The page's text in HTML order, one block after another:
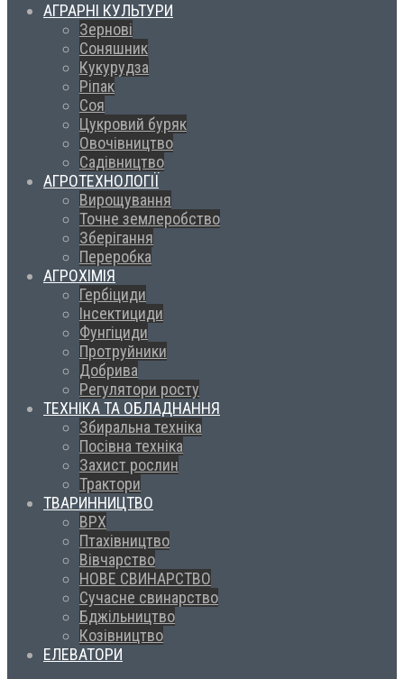
АГРАРНІ КУЛЬТУРИ
Зернові
Соняшник
Кукурудза
Ріпак
Соя
Цукровий буряк
Овочівництво
Садівництво
АГРОТЕХНОЛОГІЇ
Вирощування
Точне землеробство
Зберігання
Переробка
АГРОХІМІЯ
Гербіциди
Інсектициди
Фунгіциди
Протруйники
Добрива
Регулятори росту
ТЕХНІКА ТА ОБЛАДНАННЯ
Збиральна техніка
Посівна техніка
Захист рослин
Трактори
ТВАРИННИЦТВО
ВРХ
Птахівництво
Вівчарство
НОВЕ СВИНАРСТВО
Сучасне свинарство
Бджільництво
Козівництво
ЕЛЕВАТОРИ